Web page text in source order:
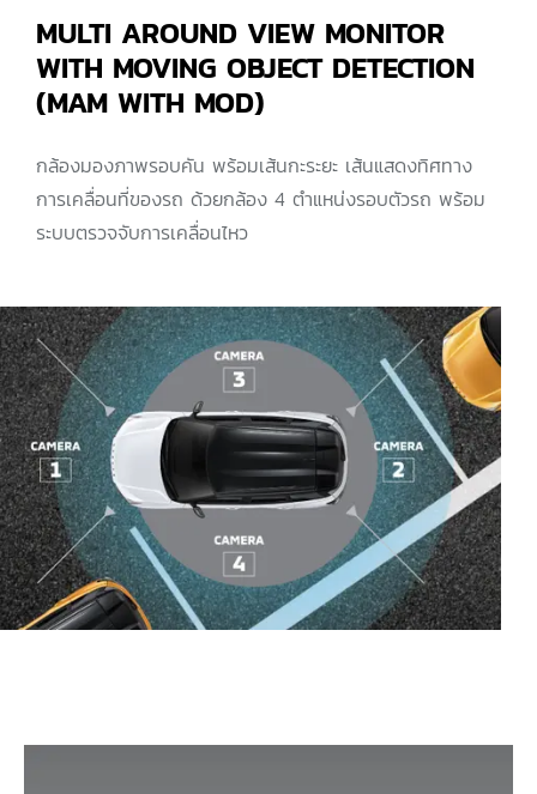
MULTI AROUND VIEW MONITOR
WITH MOVING OBJECT DETECTION
(MAM WITH MOD)
กล้องมองภาพรอบคัน พร้อมเส้นกะระยะ เส้นแสดงทิศทาง
การเคลื่อนที่ของรถ ด้วยกล้อง 4 ตำแหน่งรอบตัวรถ พร้อม
ระบบตรวจจับการเคลื่อนไหว